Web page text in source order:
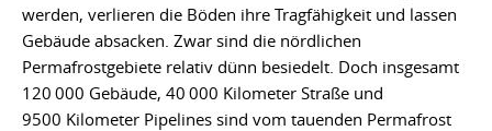
werden, verlieren die Böden ihre Tragfähigkeit und lassen
Gebäude absacken. Zwar sind die nördlichen
Permafrostgebiete relativ dünn besiedelt. Doch insgesamt
120 000 Gebäude, 40 000 Kilometer Straße und
9500 Kilometer Pipelines sind vom tauenden Permafrost